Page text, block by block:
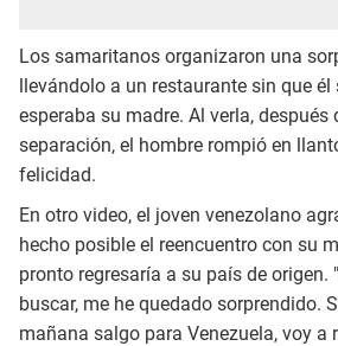
Los samaritanos organizaron una
llevándolo a un restaurante sin que
esperaba su madre. Al verla, después
separación, el hombre rompió en
felicidad.​
En otro video, el joven venezolano
hecho posible el reencuentro con su
pronto regresaría a su país de
buscar, me he quedado sorprendido.
mañana salgo para Venezuela, voy a